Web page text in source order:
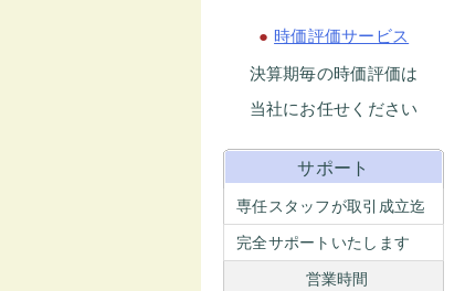
● 時価評価サービス
決算期毎の時価評価は
当社にお任せください
サポート
専任スタッフが取引成立迄
完全サポートいたします
営業時間